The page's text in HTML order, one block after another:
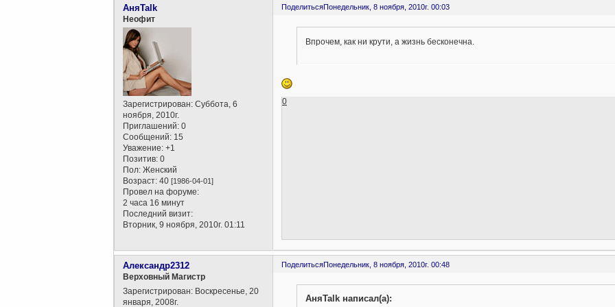
ПоделитьсяПонедельник, 8 ноября, 2010г. 00:03
АняTalk
Неофит
Зарегистрирован: Суббота, 6
ноября, 2010г.
Приглашений: 0
Сообщений: 15
Уважение: +1
Позитив: 0
Пол: Женский
Возраст: 40[1986-04-01]
Провел на форуме:
2 часа 16 минут
Последний визит:
Вторник, 9 ноября, 2010г. 01:11
Впрочем, как ни крути, а жизнь бесконечна.
0
ПоделитьсяПонедельник, 8 ноября, 2010г. 00:48
Александр2312
Верховный Магистр
Зарегистрирован: Воскресенье, 20
января, 2008г.
АняTalk написал(а):